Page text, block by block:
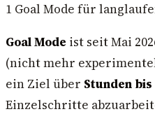
1 Goal Mode für
Goal Mode ist seit Mai
(nicht mehr
ein Ziel über Stunden bis
Einzelschritte